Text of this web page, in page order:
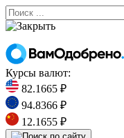
Курсы валют:
82.1665 ₽
94.8366 ₽
12.1655 ₽